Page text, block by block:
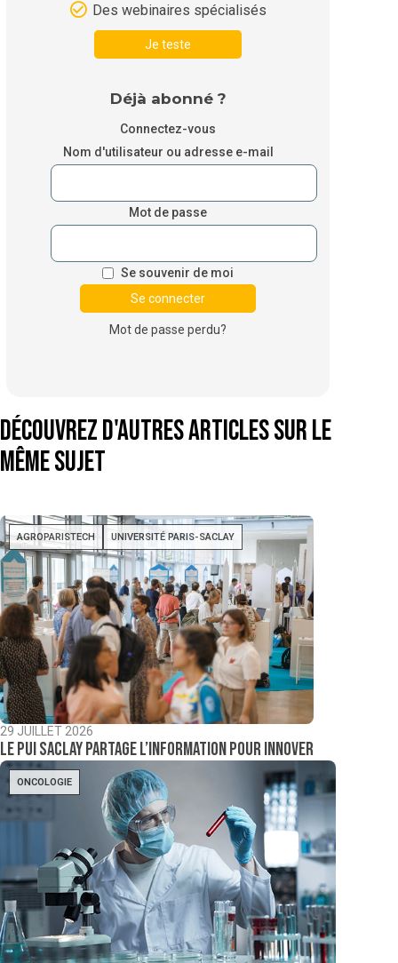
Des webinaires spécialisés
Je teste
Déjà abonné ?
Connectez-vous
Nom d'utilisateur ou adresse e-mail
Mot de passe
Se souvenir de moi
Mot de passe perdu?
Découvrez d'autres articles sur le
même sujet
AGROPARISTECH UNIVERSITÉ PARIS-SACLAY
29 JUILLET 2026
Le PUI Saclay partage l’information pour innover
ONCOLOGIE